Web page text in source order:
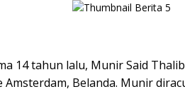
14 tahun lalu, Munir Said
Belanda. Munir